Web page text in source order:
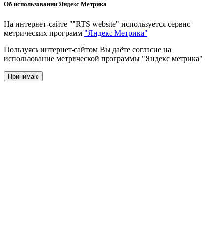
Об использовании Яндекс Метрика
На интернет-сайте ""RTS website" используется сервис
метрических программ "Яндекс Метрика"
Пользуясь интернет-сайтом Вы даёте согласие на
использование метрической программы "Яндекс метрика"
Принимаю